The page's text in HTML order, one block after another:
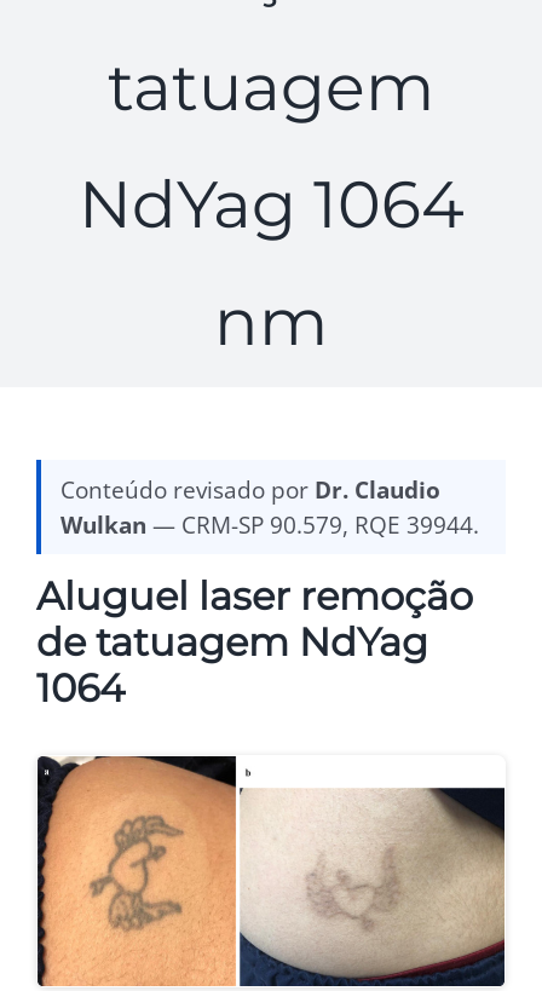
tatuagem
NdYag 1064
nm
Conteúdo revisado por Dr. Claudio
Wulkan — CRM-SP 90.579, RQE 39944.
Aluguel laser remoção
de tatuagem NdYag
1064